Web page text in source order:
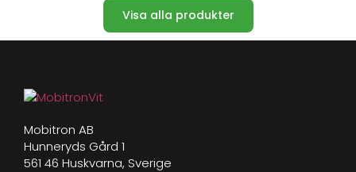
Visa alla produkter
Mobitron AB
Hunneryds Gård 1
561 46 Huskvarna, Sverige